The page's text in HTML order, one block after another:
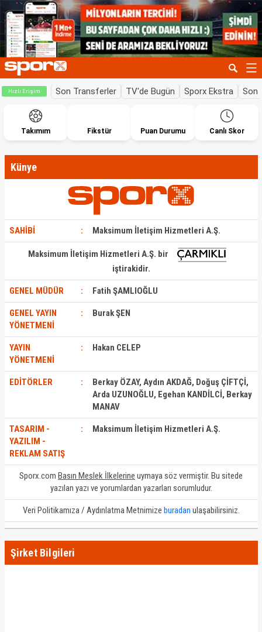
Hızlı Erişim Son Transferler TV'de Bugün Sporx Ekstra Son
Takımım Fikstür Puan Durumu Canlı Skor
Künye
SAHİBİ : Maksimum İletişim Hizmetleri A.Ş.
Maksimum İletişim Hizmetleri A.Ş. bir
iştirakidir.
GENEL MÜDÜR : Fatih ŞAMLIOĞLU
GENEL YAYIN
YÖNETMENİ
: Burak ŞEN
YAYIN
YÖNETMENİ
: Hakan CELEP
EDİTÖRLER :
Berkay ÖZAY, Aydın AKDAĞ, Doğuş ÇİFTÇİ,
Arda UZUNOĞLU, Egehan KANDİLCİ, Berkay
MANAV
TASARIM -
YAZILIM -
REKLAM SATIŞ
: Maksimum İletişim Hizmetleri A.Ş.
Sporx.com Basın Meslek İlkelerine uymaya söz vermiştir. Bu sitede
yazılan yazı ve yorumlardan yazarları sorumludur.
Veri Politikamıza / Aydınlatma Metnimize buradan ulaşabilirsiniz.
Şirket Bilgileri